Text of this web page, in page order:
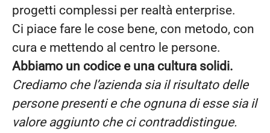
progetti complessi per realtà enterprise.
Ci piace fare le cose bene, con metodo, con
cura e mettendo al centro le persone.
Abbiamo un codice e una cultura solidi.
Crediamo che l’azienda sia il risultato delle
persone presenti e che ognuna di esse sia il
valore aggiunto che ci contraddistingue.